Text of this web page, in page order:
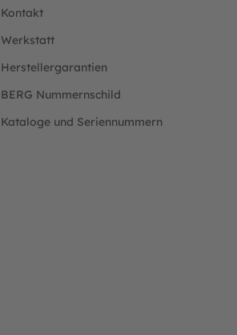
Kontakt
Werkstatt
Herstellergarantien
BERG Nummernschild
Kataloge und Seriennummern